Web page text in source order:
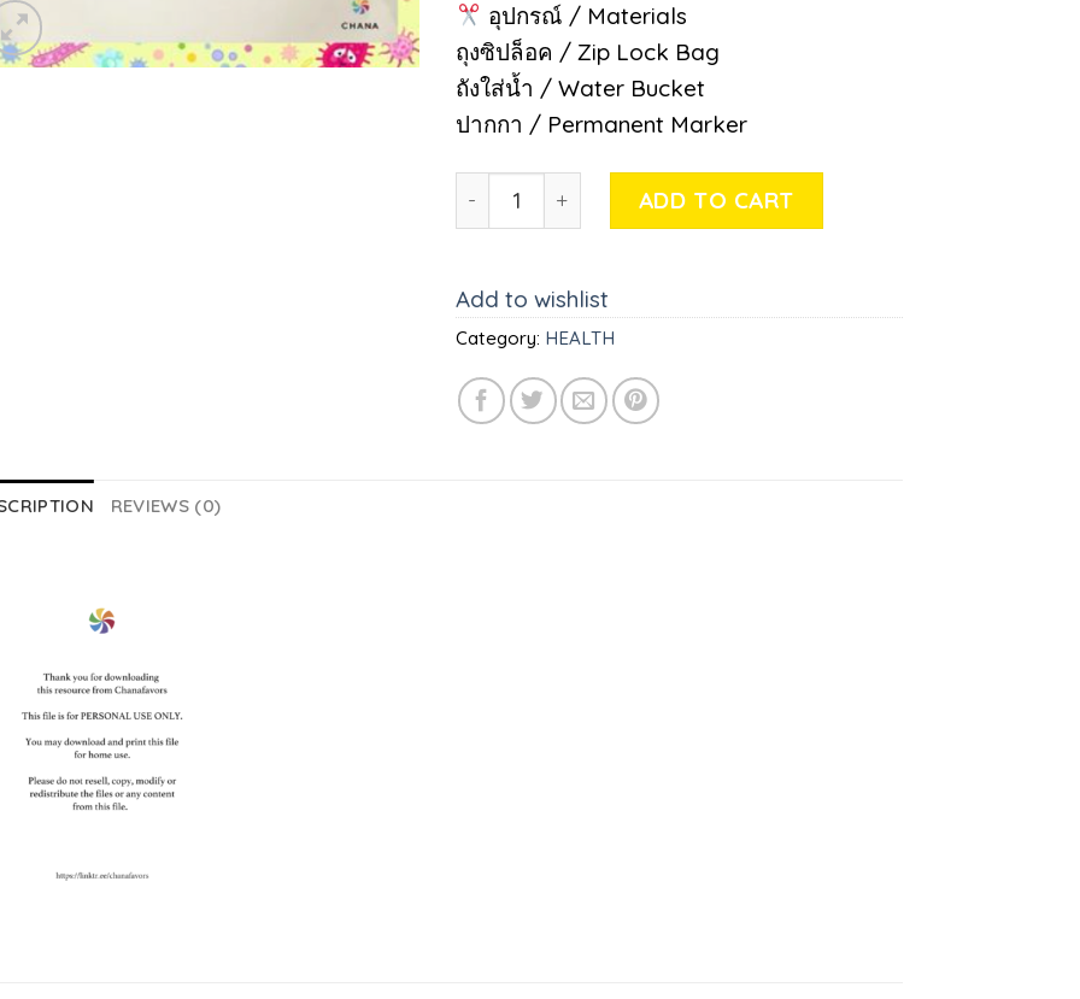
อุปกรณ์ / Materials
ถุงซิปล็อค / Zip Lock Bag
ถังใส่น้ำ / Water Bucket
ปากกา / Permanent Marker
Why kids need to wash their hands quantity
ADD TO CART
Add to wishlist
Category: HEALTH
REVIEWS (0)